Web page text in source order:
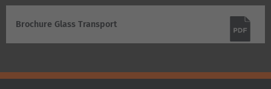
Brochure Glass Transport